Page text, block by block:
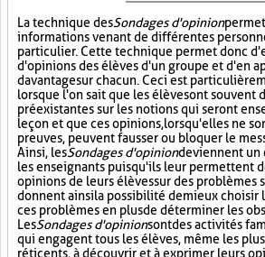
La technique desSondages d'opinion
informations venant de différentes
particulier. Cette technique permet donc
d'opinions des élèves d'un groupe et d'en
davantage sur chacun. Ceci est
lorsque l'on sait que les élèves ont souvent
préexistantes sur les notions qui seront
leçon et que ces opinions, lorsqu'elles ne
preuves, peuvent fausser ou bloquer le
Ainsi, lesSondages d'opiniondeviennent un
les enseignants puisqu'ils leur permettent
opinions de leurs élèves sur des problèmes
donnent ainsi la possibilité de mieux choisir
ces problèmes en plus de déterminer les
LesSondages d'opinionsont des activités
qui engagent tous les élèves, même les
réticents, à découvrir et à exprimer leurs